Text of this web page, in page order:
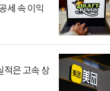
세 속 이익
은 고속 상